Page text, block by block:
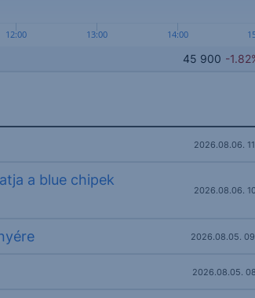
12:00 13:00 14:00
45 900 -
2026.08.06.
a blue chipek
2026.08.06.
2026.08.05.
2026.08.05.